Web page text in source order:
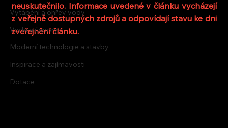
Vytápění a ohřev vody
Voda a úspory
Moderní technologie a stavby
Inspirace a zajímavosti
Dotace
neuskutečnilo. Informace uvedené v článku vycházejí
z veřejně dostupných zdrojů a odpovídají stavu ke dni
zveřejnění článku.